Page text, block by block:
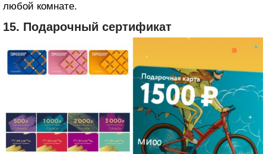
любой комнате.
15. Подарочный сертификат